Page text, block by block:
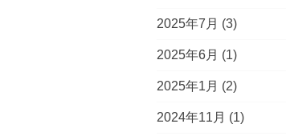
2025年7月 (3)
2025年6月 (1)
2025年1月 (2)
2024年11月 (1)